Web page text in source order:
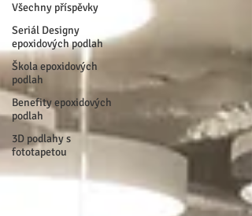
Všechny příspěvky
Seriál Designy
epoxidových podlah
Škola epoxidových
podlah
Benefity epoxidových
podlah
3D podlahy s
fototapetou